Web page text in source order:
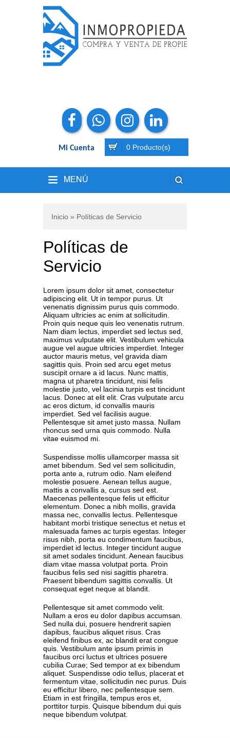
0 Producto(s)
Mi Cuenta
MENÚ
Inicio » Políticas de Servicio
Políticas de
Servicio
Lorem ipsum dolor sit amet, consectetur
adipiscing elit. Ut in tempor purus. Ut
venenatis dignissim purus quis commodo.
Aliquam ultricies ac enim at sollicitudin.
Proin quis neque quis leo venenatis rutrum.
Nam diam lectus, imperdiet sed lectus sed,
maximus vulputate elit. Vestibulum vehicula
augue vel augue ultricies imperdiet. Integer
auctor mauris metus, vel gravida diam
sagittis quis. Proin sed arcu eget metus
suscipit ornare a id lacus. Nunc mattis,
magna ut pharetra tincidunt, nisi felis
molestie justo, vel lacinia turpis est tincidunt
lacus. Donec at elit elit. Cras vulputate arcu
ac eros dictum, id convallis mauris
imperdiet. Sed vel facilisis augue.
Pellentesque sit amet justo massa. Nullam
rhoncus sed urna quis commodo. Nulla
vitae euismod mi.
Suspendisse mollis ullamcorper massa sit
amet bibendum. Sed vel sem sollicitudin,
porta ante a, rutrum odio. Nam eleifend
molestie posuere. Aenean tellus augue,
mattis a convallis a, cursus sed est.
Maecenas pellentesque felis ut efficitur
elementum. Donec a nibh mollis, gravida
massa nec, convallis lectus. Pellentesque
habitant morbi tristique senectus et netus et
malesuada fames ac turpis egestas. Integer
risus nibh, porta eu condimentum faucibus,
imperdiet id lectus. Integer tincidunt augue
sit amet sodales tincidunt. Aenean faucibus
diam vitae massa volutpat porta. Proin
faucibus felis sed nisi sagittis pharetra.
Praesent bibendum sagittis convallis. Ut
consequat eget neque at blandit.
Pellentesque sit amet commodo velit.
Nullam a eros eu dolor dapibus accumsan.
Sed nulla dui, posuere hendrerit sapien
dapibus, faucibus aliquet risus. Cras
eleifend finibus ex, ac blandit erat congue
quis. Vestibulum ante ipsum primis in
faucibus orci luctus et ultrices posuere
cubilia Curae; Sed tempor at ex bibendum
aliquet. Suspendisse odio tellus, placerat et
fermentum vitae, sollicitudin nec purus. Duis
eu efficitur libero, nec pellentesque sem.
Etiam in est fringilla, tempus eros et,
porttitor turpis. Quisque bibendum dui quis
neque bibendum volutpat.